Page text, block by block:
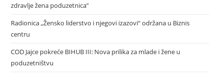
zdravlje žena poduzetnica”
Radionica „Žensko liderstvo i njegovi izazovi“ održana u Biznis
centru
COD Jajce pokreće BIHUB III: Nova prilika za mlade i žene u
poduzetništvu